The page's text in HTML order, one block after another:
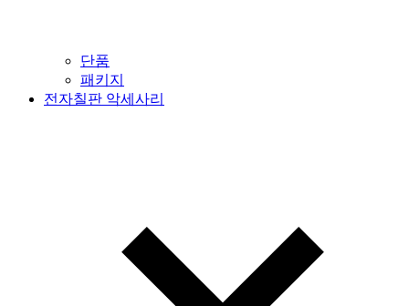
단품
패키지
전자칠판 악세사리